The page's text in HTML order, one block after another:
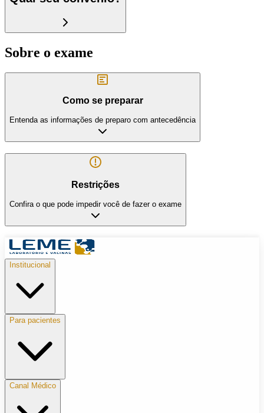
Sobre o exame
Como se preparar
Entenda as informações de preparo com antecedência
Restrições
Confira o que pode impedir você de fazer o exame
Institucional
Para pacientes
Canal Médico